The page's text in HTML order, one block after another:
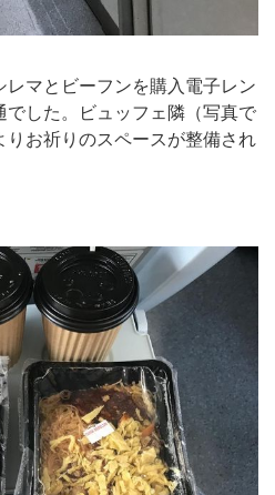
マとビーフンを購入電子レン
でした。ビュッフェ隣（写真で
りお祈りのスペースが整備され